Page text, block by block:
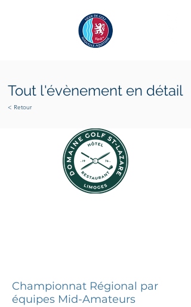
Tout l'évènement en détail
< Retour
Championnat Régional par
équipes Mid-Amateurs